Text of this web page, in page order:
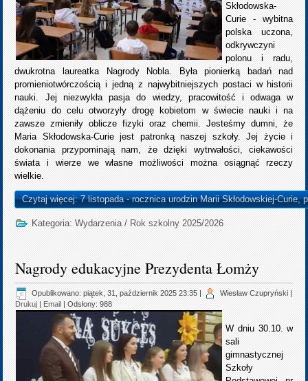
Skłodowska-
Curie - wybitna
polska uczona,
odkrywczyni
polonu i radu,
dwukrotna laureatka Nagrody Nobla. Była pionierką badań nad
promieniotwórczością i jedną z najwybitniejszych postaci w historii
nauki. Jej niezwykła pasja do wiedzy, pracowitość i odwaga w
dążeniu do celu otworzyły drogę kobietom w świecie nauki i na
zawsze zmieniły oblicze fizyki oraz chemii. Jesteśmy dumni, że
Maria Skłodowska-Curie jest patronką naszej szkoły. Jej życie i
dokonania przypominają nam, że dzięki wytrwałości, ciekawości
świata i wierze we własne możliwości można osiągnąć rzeczy
wielkie.
Czytaj więcej: 7 listopada - rocznica urodzin Marii Skłodowskiej-Curie,
Kategoria:Wydarzenia / Rok szkolny 2025/2026
Nagrody edukacyjne Prezydenta Łomży
Opublikowano: piątek, 31, październik 2025 23:35 Wiesław Czupryński
Drukuj
Email | Odsłony: 988
W dniu 30.10. w
sali
gimnastycznej
Szkoły